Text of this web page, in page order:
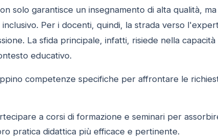
solo garantisce un insegnamento di alta qualità,
Per i docenti, quindi, la strada verso
La sfida principale, infatti, risiede nella
educativo.
competenze specifiche per affrontare le
a corsi di formazione e seminari per
pratica didattica più efficace e pertinente.